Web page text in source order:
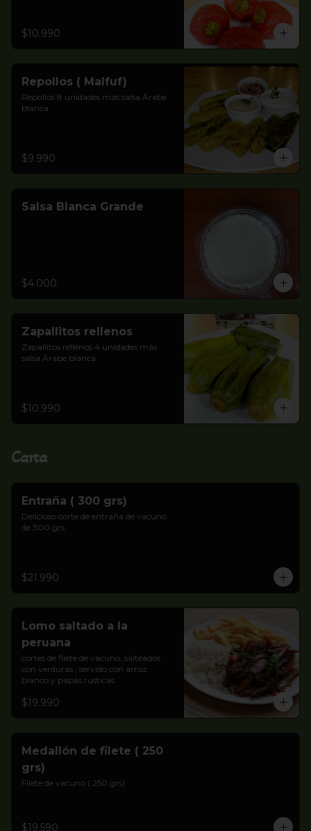
$10.990
Repollos ( Malfuf)
Repollos 8 unidades más salsa Árabe
blanca.
$9.990
Salsa Blanca Grande
$4.000
Zapallitos rellenos
Zapallitos rellenos 4 unidades más
salsa Árabe blanca.
$10.990
Carta
Entraña ( 300 grs)
Delicioso corte de entraña de vacuno
de 300 grs
$21.990
Lomo saltado a la
peruana
cortes de filete de vacuno, salteados
con verduras , servido con arroz
blanco y papas rusticas
$19.990
Medallón de filete ( 250
grs)
Filete de vacuno ( 250 grs)
$19.590